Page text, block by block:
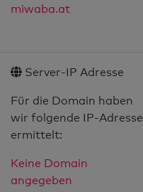
miwaba.at
Server-IP Adresse
Für die Domain haben
wir folgende IP-Adresse
ermittelt:
Keine Domain
angegeben